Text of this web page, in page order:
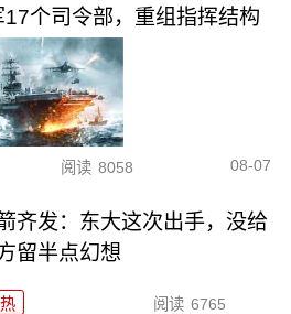
个司令部，重组指挥结构
阅读 8058 08-07
齐发：东大这次出手，没给
留半点幻想
阅读 6765